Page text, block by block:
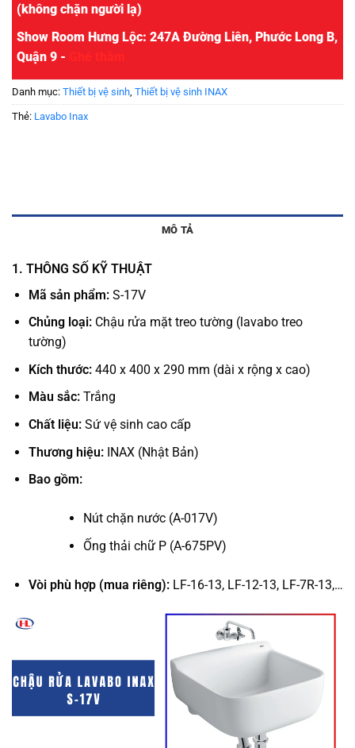
(không chặn người lạ)
Show Room Hưng Lộc: 247A Đường Liên, Phước Long B,
Quận 9 -
Danh mục: Thiết bị vệ sinh Thiết bị vệ sinh INAX
Thẻ: Lavabo Inax
MÔ TẢ
1. THÔNG SỐ KỸ THUẬT
Mã sản phẩm:S-17V
Chủng loại:Chậu rửa mặt treo tường (lavabo treo
tường)
Kích thước:440 x 400 x 290 mm (dài x rộng x cao)
Màu sắc:Trắng
Chất liệu:Sứ vệ sinh cao cấp
Thương hiệu:INAX (Nhật Bản)
Bao gồm:
Nút chặn nước (A-017V)
Ống thải chữ P (A-675PV)
Vòi phù hợp (mua riêng):LF-16-13, LF-12-13, LF-7R-13,…